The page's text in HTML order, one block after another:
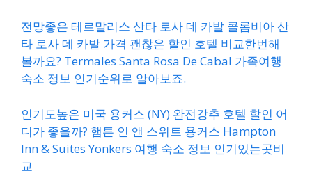
전망좋은 테르말리스 산타 로사 데 카발 콜롬비아 산
타 로사 데 카발 가격 괜찮은 할인 호텔 비교한번해
볼까요? Termales Santa Rosa De Cabal 가족여행
숙소 정보 인기순위로 알아보죠.
인기도높은 미국 용커스 (NY) 완전강추 호텔 할인 어
디가 좋을까? 햄튼 인 앤 스위트 용커스 Hampton
Inn & Suites Yonkers 여행 숙소 정보 인기있는곳비
교